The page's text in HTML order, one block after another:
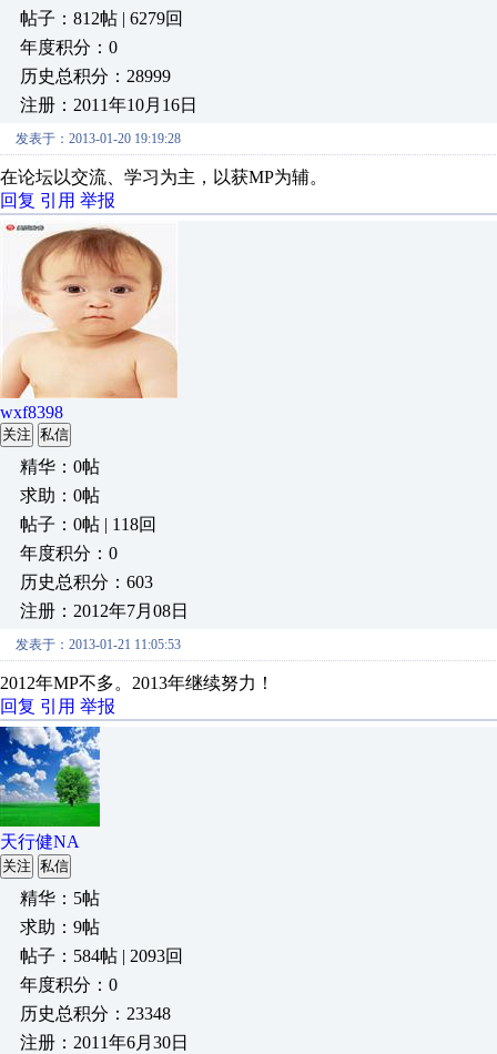
帖子：812帖 | 6279回
年度积分：0
历史总积分：28999
注册：2011年10月16日
发表于：2013-01-20 19:19:28
在论坛以交流、学习为主，以获MP为辅。
回复 引用 举报
wxf8398
关注 私信
精华：0帖
求助：0帖
帖子：0帖 | 118回
年度积分：0
历史总积分：603
注册：2012年7月08日
发表于：2013-01-21 11:05:53
2012年MP不多。2013年继续努力！
回复 引用 举报
天行健NA
关注 私信
精华：5帖
求助：9帖
帖子：584帖 | 2093回
年度积分：0
历史总积分：23348
注册：2011年6月30日